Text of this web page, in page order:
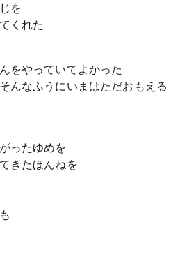
を
くれた
をやっていてよかった
んなふうにいまはただおもえる
ったゆめを
きたほんねを